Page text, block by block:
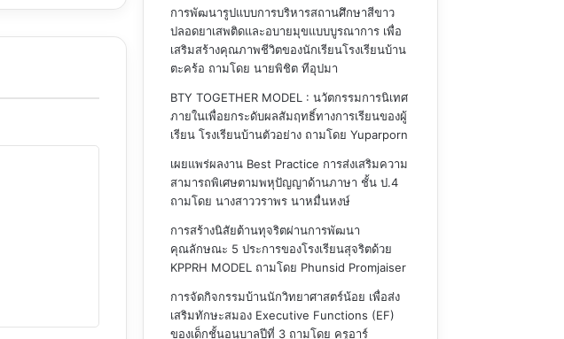
การพัฒนารูปแบบการบริหารสถานศึกษาสีขาว
ปลอดยาเสพติดและอบายมุขแบบบูรณาการ เพื่อ
เสริมสร้างคุณภาพชีวิตของนักเรียนโรงเรียนบ้าน
ตะคร้อ ถามโดย นายพิชิต ทีอุปมา
BTY TOGETHER MODEL : นวัตกรรมการนิเทศ
ภายในเพื่อยกระดับผลสัมฤทธิ์ทางการเรียนของผู้
เรียน โรงเรียนบ้านตัวอย่างถามโดย Yuparporn
เผยแพร่ผลงาน Best Practice การส่งเสริมความ
สามารถพิเศษตามพหุปัญญาด้านภาษา ชั้น ป.4
ถามโดย นางสาววราพร นาหมื่นหงษ์
การสร้างนิสัยต้านทุจริตผ่านการพัฒนา
คุณลักษณะ 5 ประการของโรงเรียนสุจริตด้วย
KPPRH MODELถามโดย Phunsid Promjaiser
การจัดกิจกรรมบ้านนักวิทยาศาสตร์น้อย เพื่อส่ง
เสริมทักษะสมอง Executive Functions (EF)
ของเด็กชั้นอนุบาลปีที่ 3ถามโดย ครูอาร์